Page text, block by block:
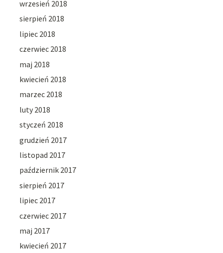
wrzesień 2018
sierpień 2018
lipiec 2018
czerwiec 2018
maj 2018
kwiecień 2018
marzec 2018
luty 2018
styczeń 2018
grudzień 2017
listopad 2017
październik 2017
sierpień 2017
lipiec 2017
czerwiec 2017
maj 2017
kwiecień 2017